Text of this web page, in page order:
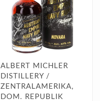
ALBERT MICHLER
DISTILLERY /
ZENTRALAMERIKA,
DOM. REPUBLIK